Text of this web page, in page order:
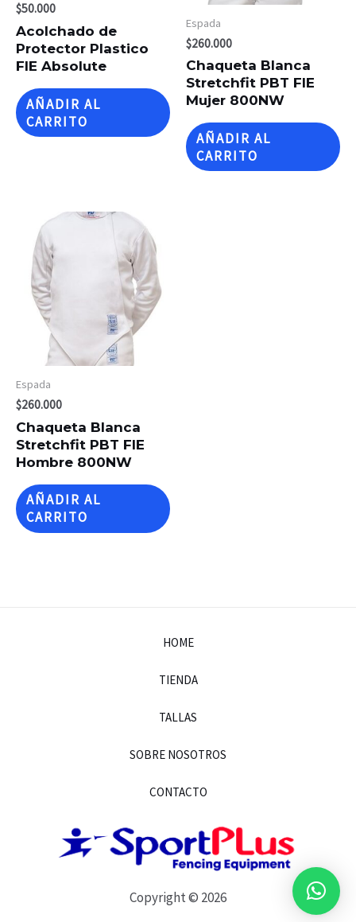
$50.000
Acolchado de
Protector Plastico
FIE Absolute
AÑADIR AL
CARRITO
Espada
$260.000
Chaqueta Blanca
Stretchfit PBT FIE
Mujer 800NW
AÑADIR AL
CARRITO
Espada
$260.000
Chaqueta Blanca
Stretchfit PBT FIE
Hombre 800NW
AÑADIR AL
CARRITO
HOME
TIENDA
TALLAS
SOBRE NOSOTROS
CONTACTO
Copyright © 2026